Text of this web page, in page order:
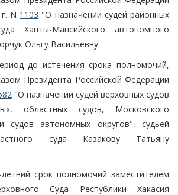
N 1103 "О назначении судей районных
Ханты-Мансийского автономного
Ольгу Васильевну.
до истечения срока полномочий,
Президента Российской Федерации
"О назначении судей верховных судов
областных судов, Московского
судов автономных округов", судьей
суда Казакову Татьяну
срок полномочий заместителем
Суда Республики Хакасия